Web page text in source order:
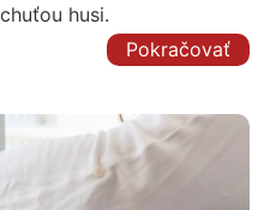
husi.
Pokračovať